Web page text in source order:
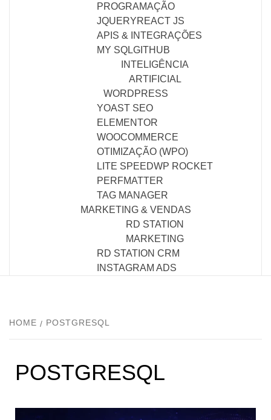
PROGRAMAÇÃO
JQUERYREACT JS
APIS & INTEGRAÇÕES
MY SQLGITHUB
INTELIGÊNCIA
ARTIFICIAL
WORDPRESS
YOAST SEO
ELEMENTOR
WOOCOMMERCE
OTIMIZAÇÃO (WPO)
LITE SPEEDWP ROCKET
PERFMATTER
TAG MANAGER
MARKETING & VENDAS
RD STATION
MARKETING
RD STATION CRM
INSTAGRAM ADS
HOME POSTGRESQL
POSTGRESQL